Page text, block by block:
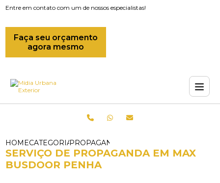
Entre em contato com um de nossos especialistas!
Faça seu orçamento
agora mesmo
HOMECATEGORIASPROPAGANDAS EM
SERVIÇO DE PROPAGANDA EM MAX
BUSDOOR PENHA